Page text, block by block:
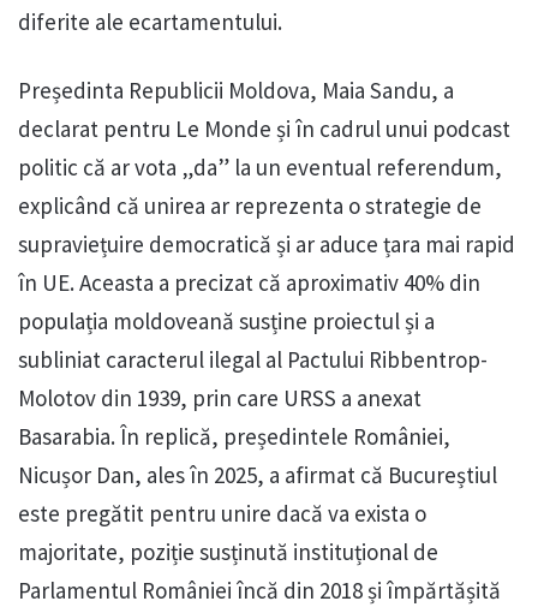
diferite ale ecartamentului.
Președinta Republicii Moldova, Maia Sandu, a
declarat pentru Le Monde și în cadrul unui podcast
politic că ar vota „da” la un eventual referendum,
explicând că unirea ar reprezenta o strategie de
supraviețuire democratică și ar aduce țara mai rapid
în UE. Aceasta a precizat că aproximativ 40% din
populația moldoveană susține proiectul și a
subliniat caracterul ilegal al Pactului Ribbentrop-
Molotov din 1939, prin care URSS a anexat
Basarabia. În replică, președintele României,
Nicușor Dan, ales în 2025, a afirmat că Bucureștiul
este pregătit pentru unire dacă va exista o
majoritate, poziție susținută instituțional de
Parlamentul României încă din 2018 și împărtășită